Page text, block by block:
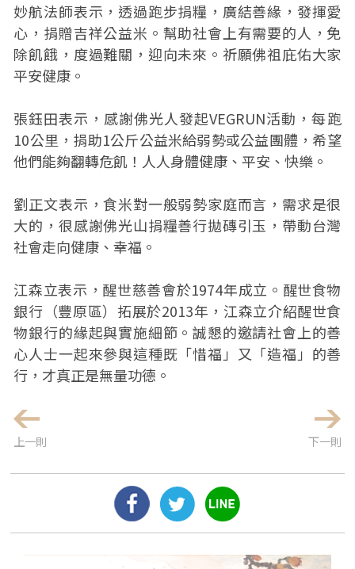
妙航法師表示，透過跑步捐糧，廣結善緣，發揮愛
心，捐贈吉祥公益米。幫助社會上有需要的人，免
除飢餓，度過難關，迎向未來。祈願佛祖庇佑大家
平安健康。
張鈺田表示，感謝佛光人發起VEGRUN活動，每跑
10公里，捐助1公斤公益米給弱勢或公益團體，希望
他們能夠翻轉危飢！人人身體健康、平安、快樂。
劉正文表示，食米對一般弱勢家庭而言，需求是很
大的，很感謝佛光山捐糧善行拋磚引玉，帶動台灣
社會走向健康、幸福。
江森立表示，醒世慈善會於1974年成立。醒世食物
銀行（豐原區）拓展於2013年，江森立介紹醒世食
物銀行的緣起與實施細節。誠懇的邀請社會上的善
心人士一起來參與這種既「惜福」又「造福」的善
行，才真正是無量功德。
上一則 下一則